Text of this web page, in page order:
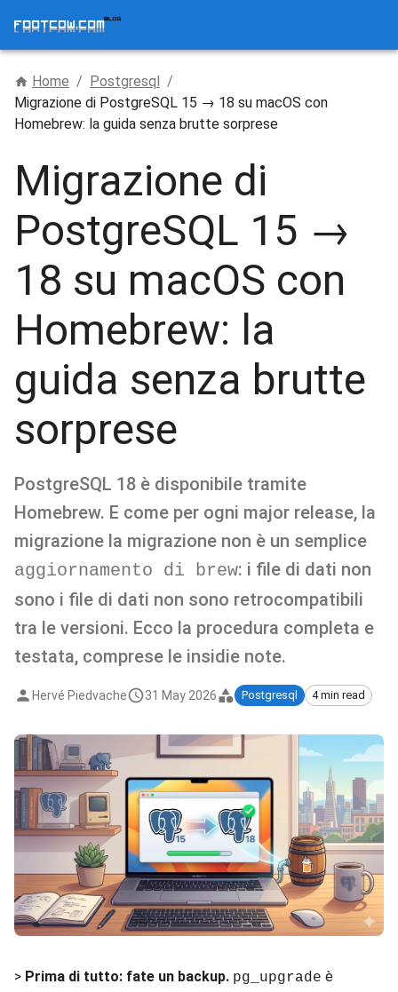
Home / Postgresql /
Migrazione di PostgreSQL 15 → 18 su macOS con
Homebrew: la guida senza brutte sorprese
Migrazione di
PostgreSQL 15 →
18 su macOS con
Homebrew: la
guida senza brutte
sorprese
PostgreSQL 18 è disponibile tramite
Homebrew. E come per ogni major release, la
migrazione la migrazione non è un semplice
aggiornamento di brew: i file di dati non
sono i file di dati non sono retrocompatibili
tra le versioni. Ecco la procedura completa e
testata, comprese le insidie note.
Hervé Piedvache 31 May 2026 Postgresql 4 min read
> Prima di tutto: fate un backup. pg_upgrade è